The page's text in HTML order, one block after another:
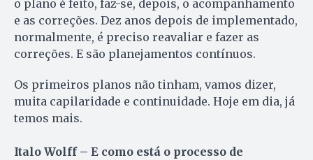
o plano é feito, faz-se, depois, o acompanhamento
e as correções. Dez anos depois de implementado,
normalmente, é preciso reavaliar e fazer as
correções. E são planejamentos contínuos.
Os primeiros planos não tinham, vamos dizer,
muita capilaridade e continuidade. Hoje em dia, já
temos mais.
Italo Wolff – E como está o processo de